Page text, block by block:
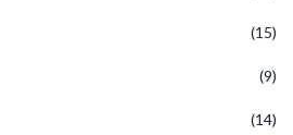
(15)
(9)
(14)